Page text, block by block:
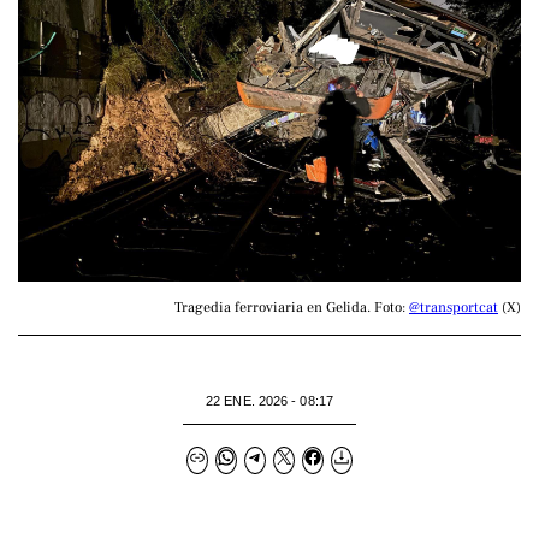
Tragedia ferroviaria en Gelida. Foto: @transportcat (X)
22 ENE. 2026 - 08:17